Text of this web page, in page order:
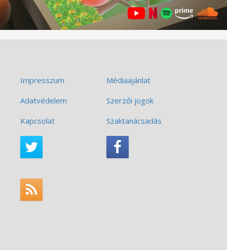
Impresszum
Médiaajánlat
Adatvédelem
Szerzői jogok
Kapcsolat
Szaktanácsadás